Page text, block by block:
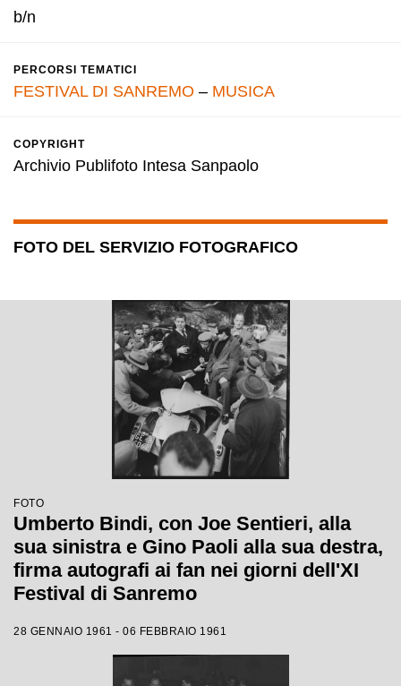
b/n
PERCORSI TEMATICI
FESTIVAL DI SANREMO – MUSICA
COPYRIGHT
Archivio Publifoto Intesa Sanpaolo
FOTO DEL SERVIZIO FOTOGRAFICO
FOTO
Umberto Bindi, con Joe Sentieri, alla
sua sinistra e Gino Paoli alla sua destra,
firma autografi ai fan nei giorni dell'XI
Festival di Sanremo
28 GENNAIO 1961 - 06 FEBBRAIO 1961